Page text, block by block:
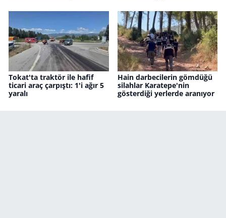
Tokat'ta traktör ile hafif
ticari araç çarpıştı: 1'i ağır 5
yaralı
Hain darbecilerin gömdüğü
silahlar Karatepe'nin
gösterdiği yerlerde aranıyor